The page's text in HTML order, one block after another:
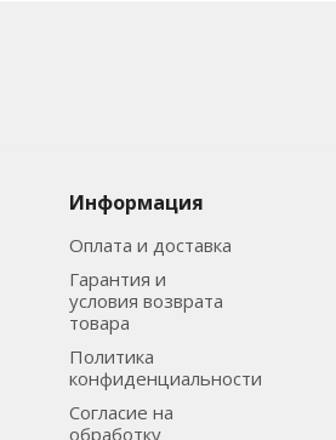
Информация
Оплата и доставка
Гарантия и
условия возврата
товара
Политика
конфиденциальности
Согласие на
обработку